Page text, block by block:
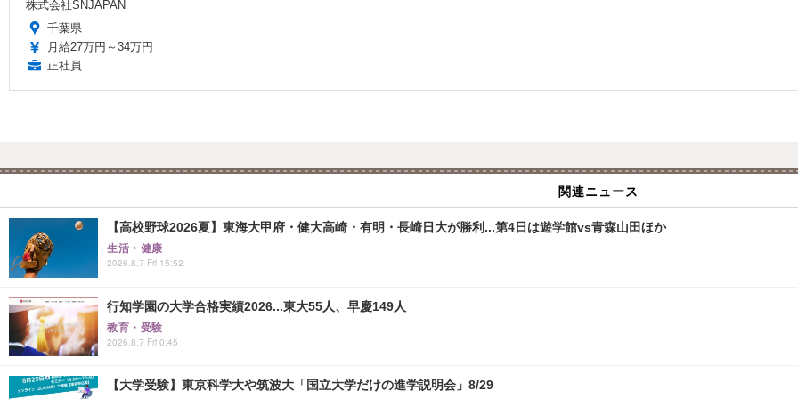
株式会社SNJAPAN
千葉県
月給27万円～34万円
正社員
関連ニュース
【高校野球2026夏】東海大甲府・健大高崎・有明・長崎日大が勝利...第4日は遊学館vs青森山田ほか
生活・健康
2026.8.7 Fri 15:52
行知学園の大学合格実績2026...東大55人、早慶149人
教育・受験
2026.8.7 Fri 0:45
【大学受験】東京科学大や筑波大「国立大学だけの進学説明会」8/29